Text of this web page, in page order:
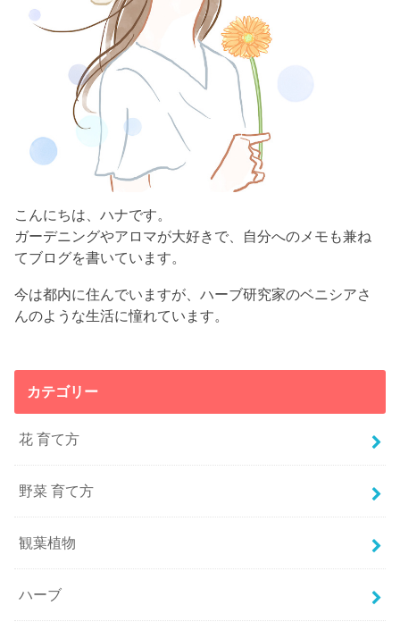
こんにちは、ハナです。
ガーデニングやアロマが大好きで、自分へのメモも兼ね
てブログを書いています。
今は都内に住んでいますが、ハーブ研究家のベニシアさ
んのような生活に憧れています。
カテゴリー
花 育て方
野菜 育て方
観葉植物
ハーブ